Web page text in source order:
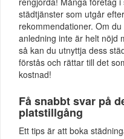
städtjänster som utgår
rekommendationer. Om
anledning inte är helt nöjd
så kan du utnyttja dess
förstås och rättar till det
kostnad!
Få snabbt svar på
platstillgång
Ett tips är att boka